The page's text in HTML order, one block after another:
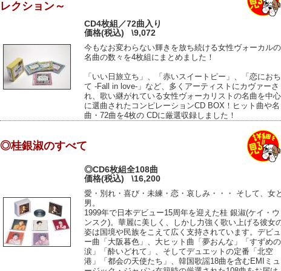
レクション～
CD4枚組／72曲入り
価格(税込)
\9,072
今もなお変わらない輝きを放ち続ける女性ヴォーカルの
名曲の数々を4枚組にまとめました！
「いい日旅立ち」、「赤いスイートピー」、「恋におち
て -Fall in love-」など、多くアーティストにカヴァーさ
れ、歌い継がれている女性ヴォーカリストの名曲を中心
に選曲されたコンピレーションCD BOX！ヒット曲や名
曲・72曲を4枚の CDに厳選収録しました！
◎桂銀淑のすべて
◎CD6枚組全108曲
価格(税込)
\16,200
愛・別れ・喜び・未練・恋・哀しみ・・・ そして、女
男。
1999年で日本デビュー15周年を迎えた桂 銀淑(ケイ・ウ
ンスク)。華麗に美しく、しかし力強く歌い上げる彼女
姿は国境や民族をこえて広く支持されています。デビュ
ー曲「大阪暮色」、大ヒット曲「夢おんな」「すずめの
涙」「酔いどれて」、そしてデュエットの定番「北空
港」「都会の天使たち」、韓国歌謡18曲を含むEMIミュ